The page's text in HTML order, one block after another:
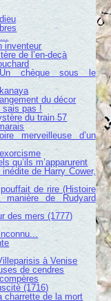
inventeur
de l’en-deçà
chèque sous le
du décor
sais pas !
du train 57
merveilleuse d’un
qu’ils m’apparurent
de Harry Cower,
de rire (Histoire
de Rudyard
des mers (1777)
à Venise
de cendres
(1716)
charrette de la mort